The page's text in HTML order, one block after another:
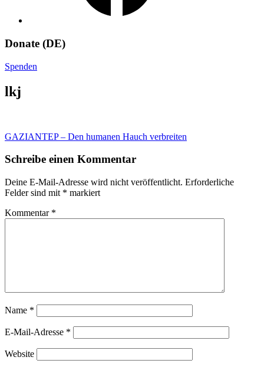
Donate (DE)
Spenden
lkj
Beitragsnavigation
GAZIANTEP – Den humanen Hauch verbreiten
Schreibe einen Kommentar
Deine E-Mail-Adresse wird nicht veröffentlicht. Erforderliche
Felder sind mit * markiert
Kommentar *
Name *
E-Mail-Adresse *
Website